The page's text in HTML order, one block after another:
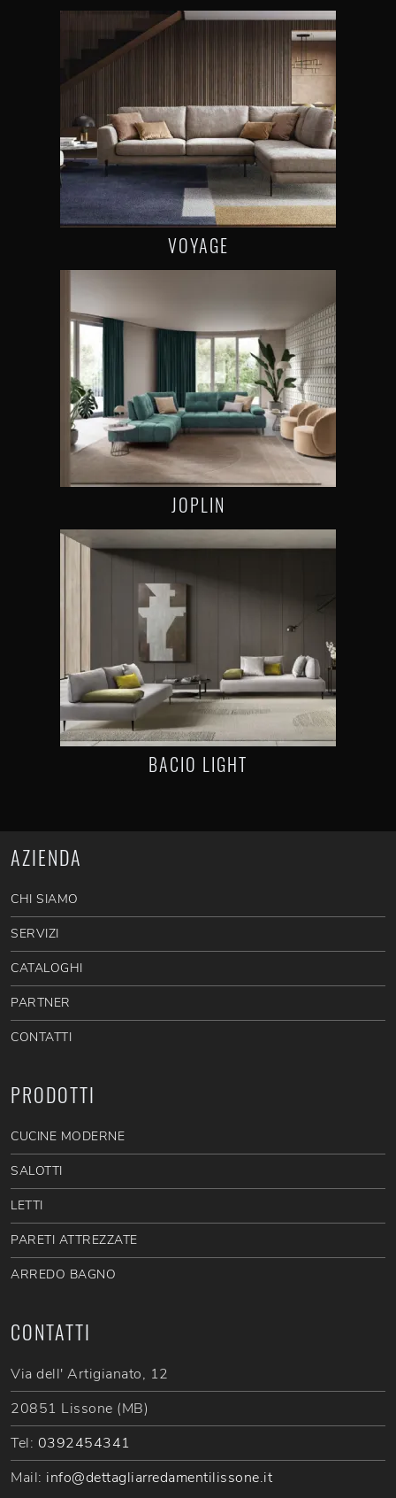
VOYAGE
JOPLIN
BACIO LIGHT
AZIENDA
CHI SIAMO
SERVIZI
CATALOGHI
PARTNER
CONTATTI
PRODOTTI
CUCINE MODERNE
SALOTTI
LETTI
PARETI ATTREZZATE
ARREDO BAGNO
CONTATTI
Via dell' Artigianato, 12
20851 Lissone (MB)
Tel: 0392454341
Mail: info@dettagliarredamentilissone.it